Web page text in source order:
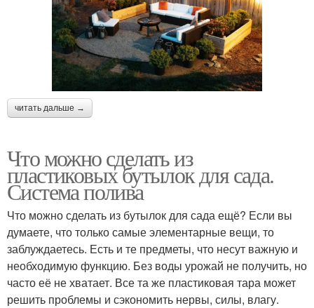
читать дальше →
Что можно сделать из
пластиковых бутылок для сада.
Система полива
Что можно сделать из бутылок для сада ещё? Если вы
думаете, что только самые элементарные вещи, то
заблуждаетесь. Есть и те предметы, что несут важную и
необходимую функцию. Без воды урожай не получить, но
часто её не хватает. Все та же пластиковая тара может
решить проблемы и сэкономить нервы, силы, влагу.